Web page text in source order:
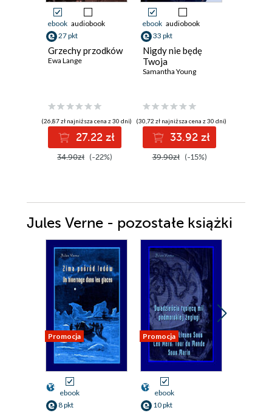
ebook audiobook
27 pkt
Grzechy przodków
Ewa Lange
(26,87 zł najniższa cena z 30 dni)
27.22 zł
34.90zł (-22%)
ebook audiobook
33 pkt
Nigdy nie będę
Twoja
Samantha Young
(30,72 zł najniższa cena z 30 dni)
33.92 zł
39.90zł (-15%)
Jules Verne - pozostałe książki
Promocja
ebook
8 pkt
Promocja
ebook
10 pkt